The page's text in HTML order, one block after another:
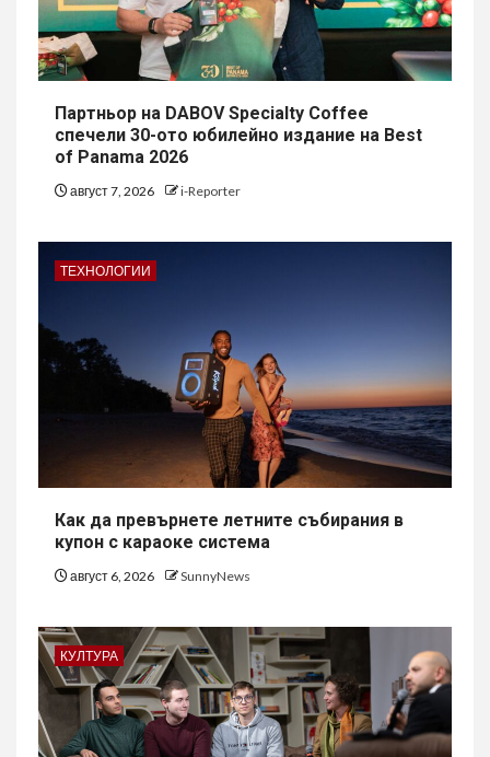
Партньор на DABOV Specialty Coffee
спечели 30-ото юбилейно издание на Best
of Panama 2026
август 7, 2026 i-Reporter
ТЕХНОЛОГИИ
Как да превърнете летните събирания в
купон с караоке система
август 6, 2026 SunnyNews
КУЛТУРА